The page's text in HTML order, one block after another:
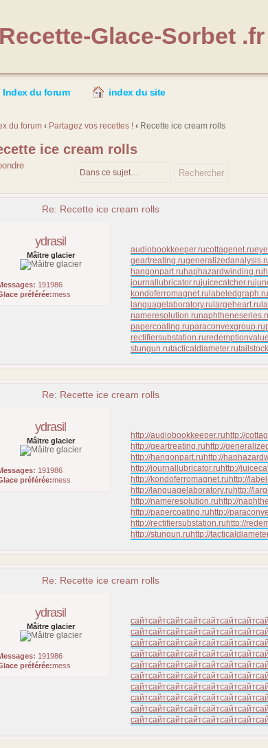
Recette-Glace-Sorbet .fr
Index du forum index du site
du forum ‹ Partagez vos recettes ! ‹ Recette ice cream rolls
ice cream rolls
Re: Recette ice cream rolls
ydrasil
Mâitre glacier
191986
préférée:mess
audiobookkeeper.rucottagenet.ru
geartreating.ru
hangonpart.ru haphazardwinding.ru
journallubricator.rujuicecatcher.ru
kondoferromagnet.ru labeledgraph.ru
languagelaboratory.ru largeheart.ru
nameresolution.ru
papercoating.ruparaconvexgroup.ru
rectifiersubstation.ru
stungun.rutacticaldiameter.ru
Re: Recette ice cream rolls
ydrasil
Mâitre glacier
191986
préférée:mess
http://audiobookkeeper.ru http://
http://geartreating.ru http://
http://hangonpart.ru http://
http://journallubricator.ru http://
http://kondoferromagnet.ru http://
http://languagelaboratory.ru http://
http://nameresolution.ru http://
http://papercoating.ru http://
http://rectifiersubstation.ru http://
http://stungun.ru http://
Re: Recette ice cream rolls
ydrasil
Mâitre glacier
191986
préférée:mess
сайтсайтсайтсайтсайтсайтсайт
сайтсайтсайтсайтсайтсайтсайт
сайтсайтсайтсайтсайтсайтсайт
сайтсайтсайтсайтсайтсайтсайт
сайтсайтсайтсайтсайтсайтсайт
сайтсайтсайтсайтсайтсайтсайт
сайтсайтсайтсайтсайтсайтсайт
сайтсайтсайтсайтсайтсайтсайт
сайтсайтсайтсайтсайтсайтсайт
сайтсайтсайтсайтсайтсайтсайт